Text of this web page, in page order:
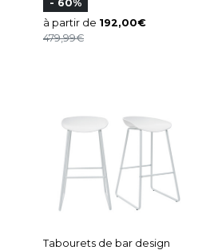
- 60%
à partir de 192,00
479,99
Tabourets de bar design